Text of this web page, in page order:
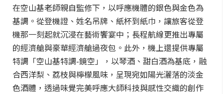
在空山基老師親自監修下，以呼應機體的銀色與金色為
基調。從登機證、姓名吊牌、紙杯到紙巾，讓旅客從登
機那一刻起就沉浸在藝術饗宴中；長程航線更推出專屬
的經濟艙與豪華經濟艙過夜包。此外，機上還提供專屬
特調「空山基特調-鏡空」，以琴酒、甜白酒為基底，融
合西洋梨、荔枝與檸檬風味，呈現宛如陽光灑落的淡金
色酒體，透過味覺完美呼應大師科技與感性交織的創作